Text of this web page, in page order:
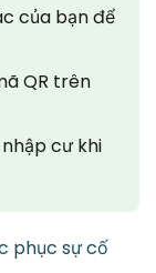
của bạn để
QR trên
cư khi
phục sự cố